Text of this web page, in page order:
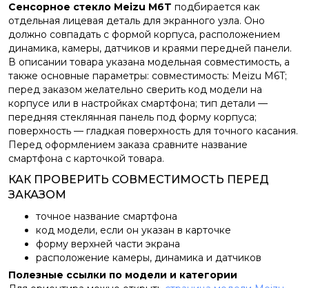
Сенсорное стекло Meizu M6T подбирается как
отдельная лицевая деталь для экранного узла. Оно
должно совпадать с формой корпуса, расположением
динамика, камеры, датчиков и краями передней панели.
В описании товара указана модельная совместимость, а
также основные параметры: совместимость: Meizu M6T;
перед заказом желательно сверить код модели на
корпусе или в настройках смартфона; тип детали —
передняя стеклянная панель под форму корпуса;
поверхность — гладкая поверхность для точного касания.
Перед оформлением заказа сравните название
смартфона с карточкой товара.
КАК ПРОВЕРИТЬ СОВМЕСТИМОСТЬ ПЕРЕД
ЗАКАЗОМ
точное название смартфона
код модели, если он указан в карточке
форму верхней части экрана
расположение камеры, динамика и датчиков
Полезные ссылки по модели и категории